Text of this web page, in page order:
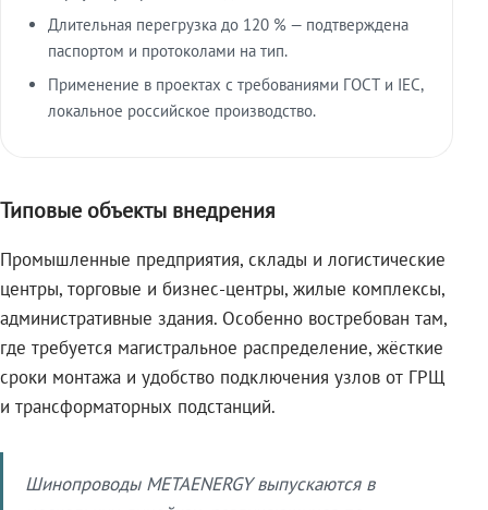
Длительная перегрузка до 120 % — подтверждена
паспортом и протоколами на тип.
Применение в проектах с требованиями ГОСТ и IEC,
локальное российское производство.
Типовые объекты внедрения
Промышленные предприятия, склады и логистические
центры, торговые и бизнес-центры, жилые комплексы,
административные здания. Особенно востребован там,
где требуется магистральное распределение, жёсткие
сроки монтажа и удобство подключения узлов от ГРЩ
и трансформаторных подстанций.
Шинопроводы METAENERGY выпускаются в